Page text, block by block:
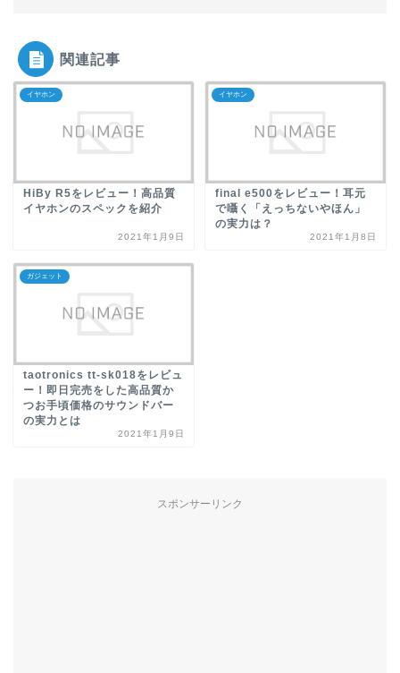
関連記事
イヤホン
HiBy R5をレビュー！高品質
イヤホンのスペックを紹介
2021年1月9日
イヤホン
final e500をレビュー！耳元
で囁く「えっちないやほん」
の実力は？
2021年1月8日
ガジェット
taotronics tt-sk018をレビュ
ー！即日完売をした高品質か
つお手頃価格のサウンドバー
の実力とは
2021年1月9日
スポンサーリンク